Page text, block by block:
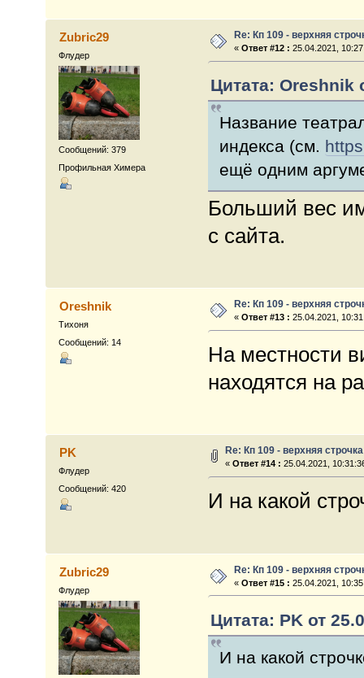
Zubric29
Флудер
Сообщений: 379
Профильная Химера
Re: Кп 109 - верхняя
«Ответ #12 : 25.04.2021,
Цитата: Oreshnik
Название
индекса (см.
ещё одним
Больший вес
с сайта.
Oreshnik
Тихоня
Сообщений: 14
Re: Кп 109 - верхняя
«Ответ #13 : 25.04.2021,
На местности
находятся на
PK
Флудер
Сообщений: 420
Re: Кп 109 - верхняя строчка
«Ответ #14 : 25.04.2021,
И на какой
Zubric29
Флудер
Re: Кп 109 - верхняя
«Ответ #15 : 25.04.2021,
Цитата: PK от
И на какой